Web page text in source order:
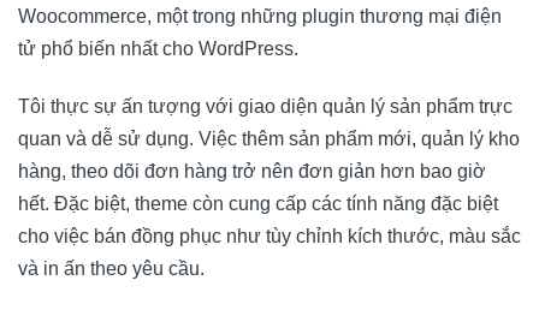
Woocommerce, một trong những plugin thương mại điện
tử phổ biến nhất cho WordPress.
Tôi thực sự ấn tượng với giao diện quản lý sản phẩm trực
quan và dễ sử dụng. Việc thêm sản phẩm mới, quản lý kho
hàng, theo dõi đơn hàng trở nên đơn giản hơn bao giờ
hết. Đặc biệt, theme còn cung cấp các tính năng đặc biệt
cho việc bán đồng phục như tùy chỉnh kích thước, màu sắc
và in ấn theo yêu cầu.